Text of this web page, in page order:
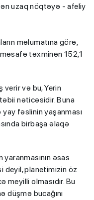
uzaq nöqtəyə - afeliy
məlumatına görə,
məsafə təxminən 152,1
verir və bu, Yerin
nəticəsidir. Buna
fəslinin yaşanması
birbaşa əlaqə
əsas
deyil, planetimizin öz
olmasıdır. Bu
düşmə bucağını